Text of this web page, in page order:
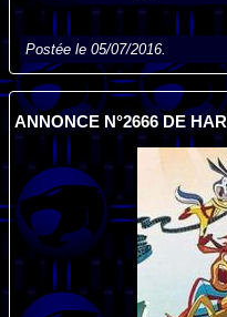
Postée le 05/07/2016.
ANNONCE N°2666 DE